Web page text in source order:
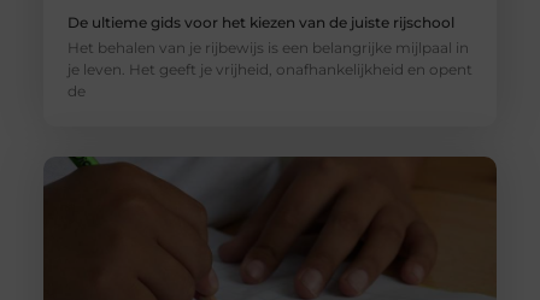
De ultieme gids voor het kiezen van de juiste rijschool
Het behalen van je rijbewijs is een belangrijke mijlpaal in
je leven. Het geeft je vrijheid, onafhankelijkheid en opent
de